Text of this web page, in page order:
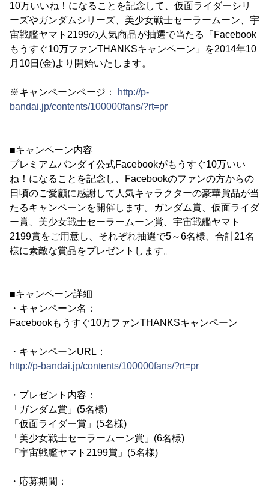
10万いいね！になることを記念して、仮面ライダーシリ
ーズやガンダムシリーズ、美少女戦士セーラームーン、宇
宙戦艦ヤマト2199の人気商品が抽選で当たる「Facebook
もうすぐ10万ファンTHANKSキャンペーン」を2014年10
月10日(金)より開始いたします。
※キャンペーンページ：
http://p-
bandai.jp/contents/100000fans/?rt=pr
■キャンペーン内容
プレミアムバンダイ公式Facebookがもうすぐ10万いい
ね！になることを記念し、Facebookのファンの方からの
日頃のご愛顧に感謝して人気キャラクターの豪華賞品が当
たるキャンペーンを開催します。ガンダム賞、仮面ライダ
ー賞、美少女戦士セーラームーン賞、宇宙戦艦ヤマト
2199賞をご用意し、それぞれ抽選で5～6名様、合計21名
様に素敵な賞品をプレゼントします。
■キャンペーン詳細
・キャンペーン名：
Facebookもうすぐ10万ファンTHANKSキャンペーン
・キャンペーンURL：
http://p-bandai.jp/contents/100000fans/?rt=pr
・プレゼント内容：
「ガンダム賞」(5名様)
「仮面ライダー賞」(5名様)
「美少女戦士セーラームーン賞」(6名様)
「宇宙戦艦ヤマト2199賞」(5名様)
・応募期間：